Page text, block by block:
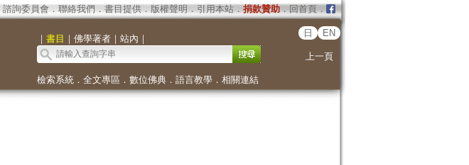
諮詢委員會． 聯絡我們 ． 書目提供． 版權聲明 ． 引用本站． 捐款贊助．回首頁．
｜ 書目 ｜ 佛學著者｜ 站內 ｜
日 EN
上一頁
檢索系統． 全文專區 ． 數位佛典． 語言教學． 相關連結